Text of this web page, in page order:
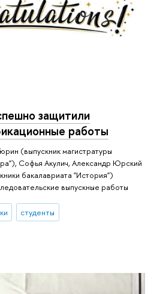
защитили
работы
(выпускник магистратуры
Софья Акулич, Александр Юрский
бакалавриата "История")
выпускные работы
студенты